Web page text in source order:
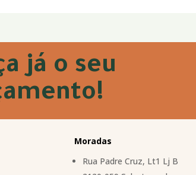
já o seu
Moradas
Rua Padre Cruz, Lt1 Lj B